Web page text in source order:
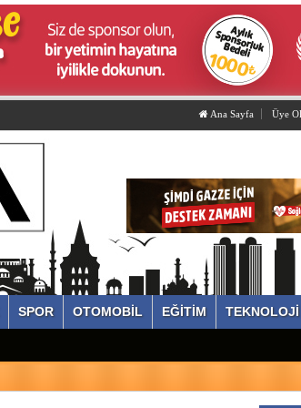
Ana Sayfa Üye Ol
SPOR OTOMOBİL EĞİTİM TEKNOLOJİ